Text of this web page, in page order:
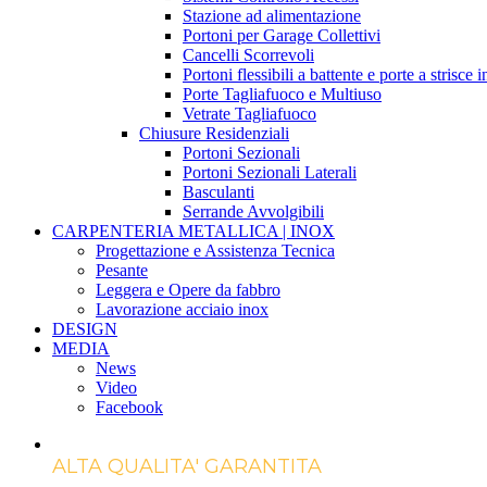
Stazione ad alimentazione
Portoni per Garage Collettivi
Cancelli Scorrevoli
Portoni flessibili a battente e porte a strisce
Porte Tagliafuoco e Multiuso
Vetrate Tagliafuoco
Chiusure Residenziali
Portoni Sezionali
Portoni Sezionali Laterali
Basculanti
Serrande Avvolgibili
CARPENTERIA METALLICA | INOX
Progettazione e Assistenza Tecnica
Pesante
Leggera e Opere da fabbro
Lavorazione acciaio inox
DESIGN
MEDIA
News
Video
Facebook
ALTA QUALITA' GARANTITA